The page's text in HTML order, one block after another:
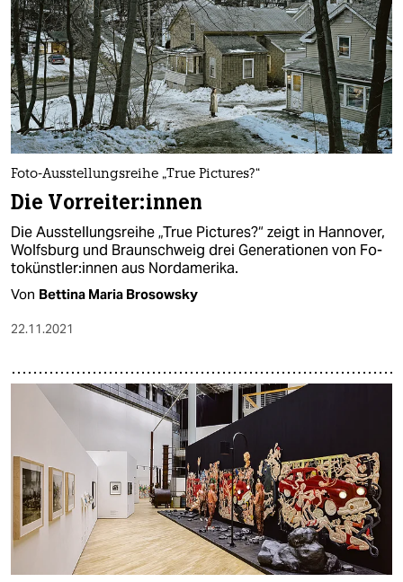
Foto-Ausstellungsreihe „True Pictures?“
Die Vor­rei­te­r:in­nen
Die Ausstellungsreihe „True Pictures?“ zeigt in Hannover,
Wolfsburg und Braunschweig drei Generationen von Fo­
to­künstler:in­nen aus Nordamerika.
Von Bettina Maria Brosowsky
22.11.2021